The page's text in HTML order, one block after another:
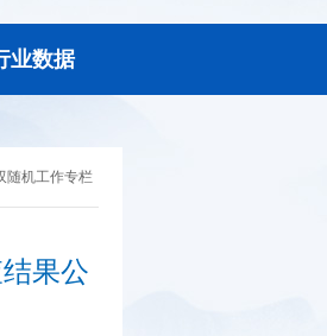
业数据
随机工作专栏
果公